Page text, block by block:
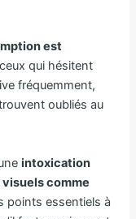
est
qui hésitent
fréquemment,
oubliés au
intoxication
comme
points essentiels à